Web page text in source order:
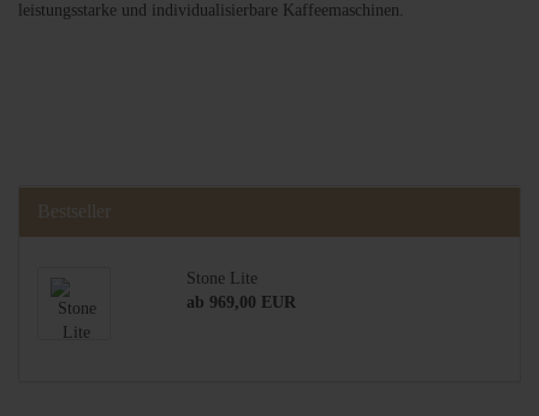
leistungsstarke und individualisierbare Kaffeemaschinen.
Bestseller
Stone Lite
ab 969,00 EUR